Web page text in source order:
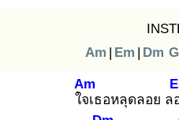
Am | Em | Dm G
ใจเ
Am
ธอหลุดลอย ล